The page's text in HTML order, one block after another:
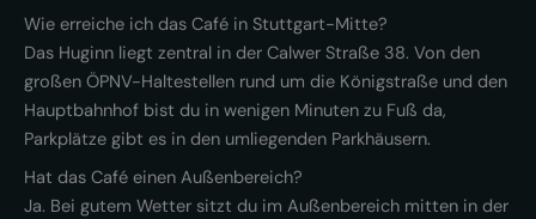
Wie erreiche ich das Café in Stuttgart-Mitte?
Das Huginn liegt zentral in der Calwer Straße 38. Von den
großen ÖPNV-Haltestellen rund um die Königstraße und den
Hauptbahnhof bist du in wenigen Minuten zu Fuß da,
Parkplätze gibt es in den umliegenden Parkhäusern.
Hat das Café einen Außenbereich?
Ja. Bei gutem Wetter sitzt du im Außenbereich mitten in der